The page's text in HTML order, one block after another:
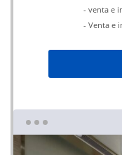
- venta e
- Venta e